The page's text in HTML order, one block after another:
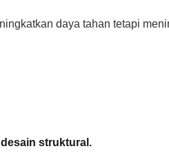
daya tahan tetapi
struktural.